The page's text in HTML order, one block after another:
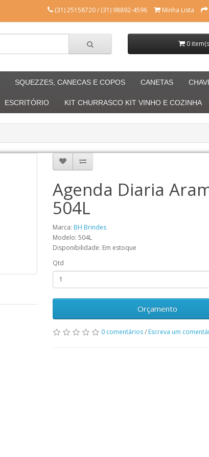
(31) 25158720 / (31) 98892-4596 Minha Lista
0
SQUEZZES, CANECAS E COPOS CANETAS
ESCRITÓRIO KIT CHURRASCO KIT VINHO E COZINHA
Agenda Diaria
504L
Marca: BH Brindes
Modelo: 504L
Disponibilidade: Em estoque
Qtd
Orçamento
0 comentários/ Escreva um